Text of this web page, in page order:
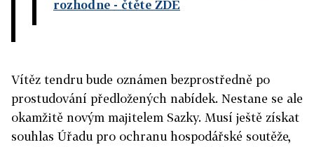
rozhodne - čtěte ZDE
Vítěz tendru bude oznámen bezprostředně po
prostudování předložených nabídek. Nestane se ale
okamžitě novým majitelem Sazky. Musí ještě získat
souhlas Úřadu pro ochranu hospodářské soutěže,